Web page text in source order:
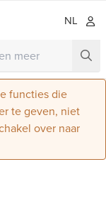
NL
functies die
te geven, niet
over naar